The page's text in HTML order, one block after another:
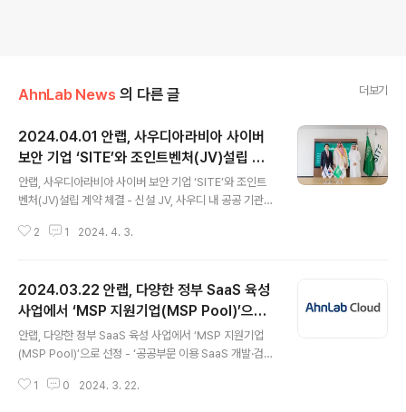
AhnLab News 의 다른 글 더보기
2024.04.01 안랩, 사우디아라비아 사이버
보안 기업 ‘SITE’와 조인트벤처(JV)설립 계
약 체결
안랩, 사우디아라비아 사이버 보안 기업 ‘SITE’와 조인트
벤처(JV)설립 계약 체결 - 신설 JV, 사우디 내 공공 기관
정 - 향후 공급 솔루션•서비스 범위 확장, 사우디아라비아
아라비아 사이버 보안 및 클라우드 공급 기업 SITE(Saudi
Information Technology Company, https://site.s
a/en)와 사이버 보안 합작법인(JV, Joint Venture)을 설
립한다. 안랩은 사우디아라비아 공공투자기금(PIF, Public
Investment Fund)이 전액 출자한 사이버 보안 및 클라
우..
2 1 2024. 4. 3.
2024.03.22 안랩, 다양한 정부 SaaS 육성
사업에서 ‘MSP 지원기업(MSP Pool)’으로
선정
안랩, 다양한 정부 SaaS 육성 사업에서 ‘MSP 지원기업
(MSP Pool)’으로 선정 - ‘공공부문 이용 SaaS 개발·검증
서 ‘MSP 공급기업(MSP Pool)’으로 선정 - 수요 기업에
1 0 2024. 3. 22.